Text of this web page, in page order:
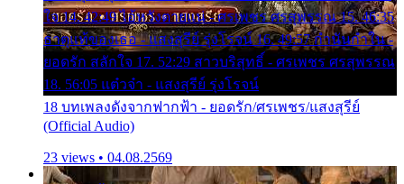
ใจ 14. 42:49 ไอ้หวังตายแน่ - ศรเพชร ศรสุพรรณ 15. 46:35
ธาตุแท้ของเธอ - แสงสุรีย์ รุ่งโรจน์ 16. 49:57 กำนันกำใน -
ยอดรัก สลักใจ 17. 52:29 สาวบริสุทธิ์ - ศรเพชร ศรสุพรรณ
18. 56:05 แต๋วจ๋า - แสงสุรีย์ รุ่งโรจน์
18 บทเพลงดังจากฟากฟ้า - ยอดรัก/ศรเพชร/แสงสุรีย์
(Official Audio)
23 views • 04.08.2569